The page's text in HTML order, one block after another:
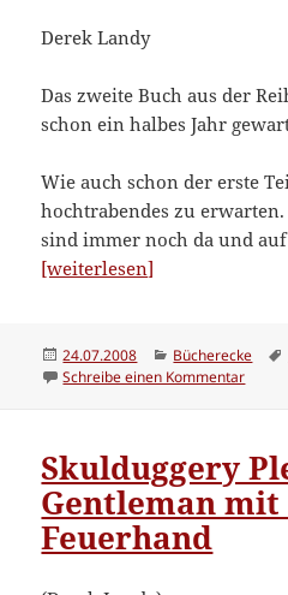
Derek Landy
Das zweite Buch aus der
schon ein halbes Jahr
Wie auch schon der erste
hochtrabendes zu
sind immer noch da und
[weiterlesen]
Das
Groteskerium
Veröffentlicht
am
24.07.2008 Kategorien
Bücherecke
Schreibe einen Kommentarzu
Skulduggery
Gentleman
Feuerhand